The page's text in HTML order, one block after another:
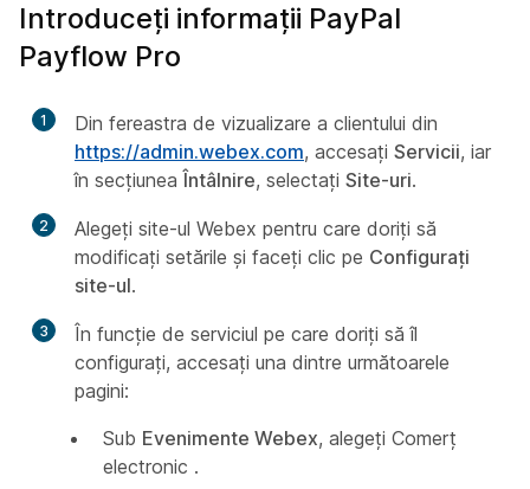
Introduceți informații PayPal
Payflow Pro
1
Din fereastra de vizualizare a clientului din
https://admin.webex.com, accesați Servicii, iar
în secțiunea Întâlnire, selectați Site-uri.
2
Alegeți site-ul Webex pentru care doriți să
modificați setările și faceți clic pe Configurați
site-ul.
3
În funcție de serviciul pe care doriți să îl
configurați, accesați una dintre următoarele
pagini:
Sub Evenimente Webex, alegeți Comerț
electronic .